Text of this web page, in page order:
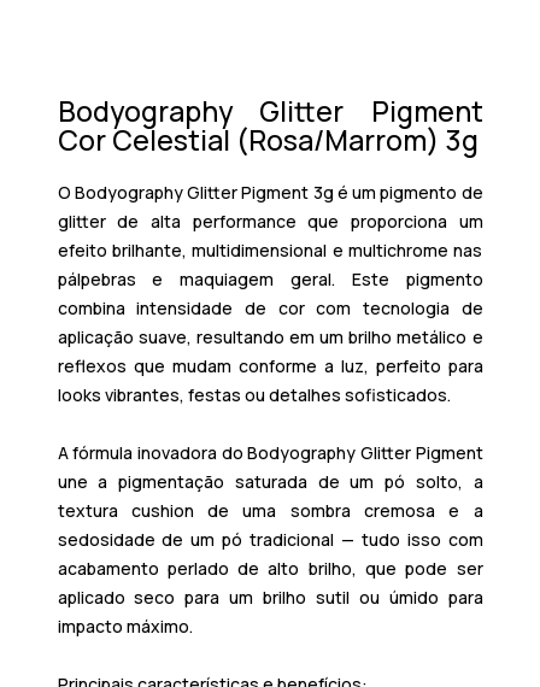
Bodyography Glitter Pigment
Cor Celestial (Rosa/Marrom) 3g
O Bodyography Glitter Pigment 3g é um pigmento de
glitter de alta performance que proporciona um
efeito brilhante, multidimensional e multichrome nas
pálpebras e maquiagem geral. Este pigmento
combina intensidade de cor com tecnologia de
aplicação suave, resultando em um brilho metálico e
reflexos que mudam conforme a luz, perfeito para
looks vibrantes, festas ou detalhes sofisticados.
A fórmula inovadora do Bodyography Glitter Pigment
une a pigmentação saturada de um pó solto, a
textura cushion de uma sombra cremosa e a
sedosidade de um pó tradicional — tudo isso com
acabamento perlado de alto brilho, que pode ser
aplicado seco para um brilho sutil ou úmido para
impacto máximo.